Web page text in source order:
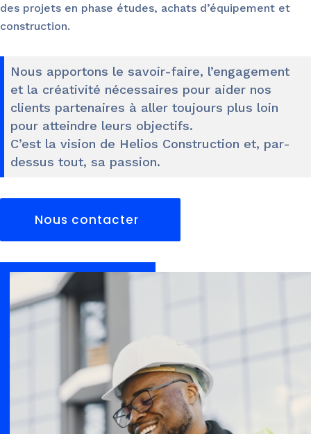
des projets en phase études, achats d’équipement et
construction.
Nous apportons le savoir-faire, l’engagement
et la créativité nécessaires pour aider nos
clients partenaires à aller toujours plus loin
pour atteindre leurs objectifs.
C’est la vision de Helios Construction et, par-
dessus tout, sa passion.
Nous contacter